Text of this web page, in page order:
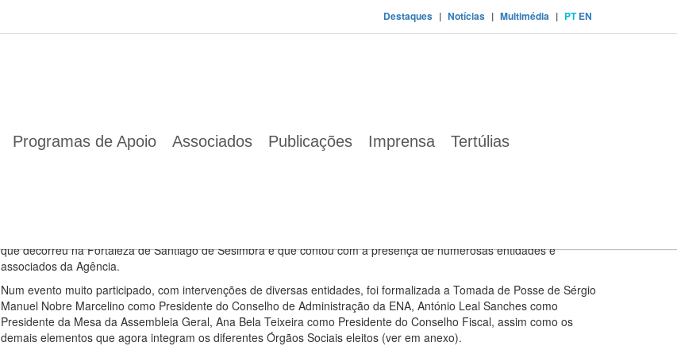
Destaques | Notícias | Multimédia | PT EN
Programas de Apoio Associados Publicações Imprensa Tertúlias
que decorreu na Fortaleza de Santiago de Sesimbra e que contou com a presença de numerosas entidades e
associados da Agência.
Num evento muito participado, com intervenções de diversas entidades, foi formalizada a Tomada de Posse de Sérgio
Manuel Nobre Marcelino como Presidente do Conselho de Administração da ENA, António Leal Sanches como
Presidente da Mesa da Assembleia Geral, Ana Bela Teixeira como Presidente do Conselho Fiscal, assim como os
demais elementos que agora integram os diferentes Órgãos Sociais eleitos (ver em anexo).